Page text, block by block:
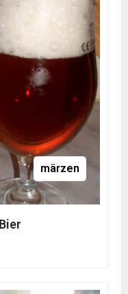
märzen